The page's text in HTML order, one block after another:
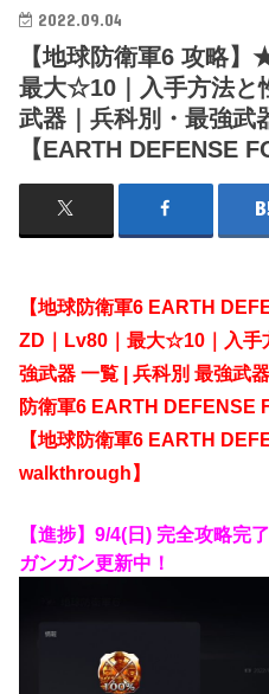
2022.09.04
【地球防衛軍6 攻略
最大☆10｜入手方法と
武器｜兵科別・最強武
【EARTH DEFENSE
【地球防衛軍6 EARTH
ZD｜Lv80｜最大☆10｜入手
強武器 一覧 | 兵科別 最強武
防衛軍6 EARTH DEFENSE
【地球防衛軍6 EARTH
walkthrough】
【進捗】9/4(日) 完全攻略完
ガンガン更新中！